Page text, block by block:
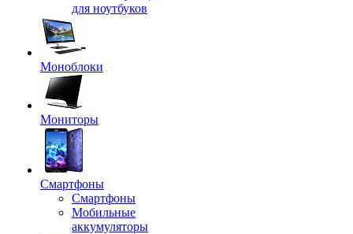
для ноутбуков
Моноблоки
Мониторы
Смартфоны
Смартфоны
Мобильные
аккумуляторы